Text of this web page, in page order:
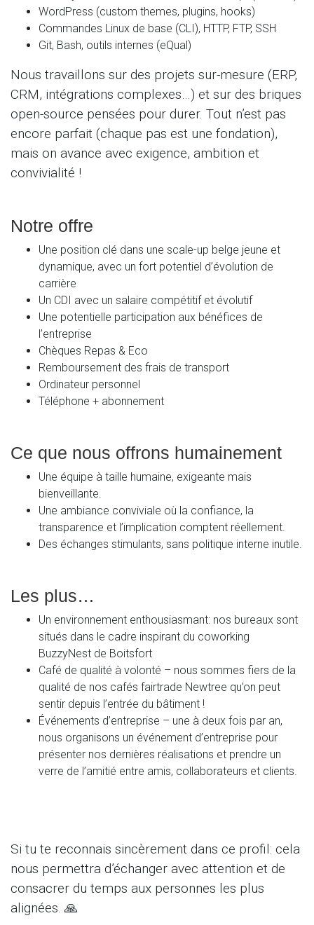
WordPress (custom themes, plugins, hooks)
Commandes Linux de base (CLI), HTTP, FTP, SSH
Git, Bash, outils internes (eQual)
Nous travaillons sur des projets sur-mesure (ERP,
CRM, intégrations complexes…) et sur des briques
open-source pensées pour durer. Tout n’est pas
encore parfait (chaque pas est une fondation),
mais on avance avec exigence, ambition et
convivialité !
Notre offre
Une position clé dans une scale-up belge jeune et
dynamique, avec un fort potentiel d’évolution de
carrière
Un CDI avec un salaire compétitif et évolutif
Une potentielle participation aux bénéfices de
l’entreprise
Chèques Repas & Eco
Remboursement des frais de transport
Ordinateur personnel
Téléphone + abonnement
Ce que nous offrons humainement
Une équipe à taille humaine, exigeante mais
bienveillante.
Une ambiance conviviale où la confiance, la
transparence et l’implication comptent réellement.
Des échanges stimulants, sans politique interne inutile.
Les plus…
Un environnement enthousiasmant: nos bureaux sont
situés dans le cadre inspirant du coworking
BuzzyNest de Boitsfort
Café de qualité à volonté – nous sommes fiers de la
qualité de nos cafés fairtrade Newtree qu’on peut
sentir depuis l’entrée du bâtiment !
Événements d’entreprise – une à deux fois par an,
nous organisons un événement d’entreprise pour
présenter nos dernières réalisations et prendre un
verre de l’amitié entre amis, collaborateurs et clients.
Si tu te reconnais sincèrement dans ce profil: cela
nous permettra d’échanger avec attention et de
consacrer du temps aux personnes les plus
alignées. 🙏